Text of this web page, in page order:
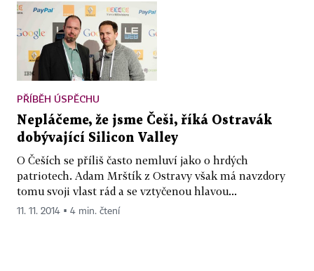
PŘÍBĚH ÚSPĚCHU
Nepláčeme, že jsme Češi, říká Ostravák
dobývající Silicon Valley
O Češích se příliš často nemluví jako o hrdých
patriotech. Adam Mrštík z Ostravy však má navzdory
tomu svoji vlast rád a se vztyčenou hlavou...
11. 11. 2014 ▪ 4 min. čtení